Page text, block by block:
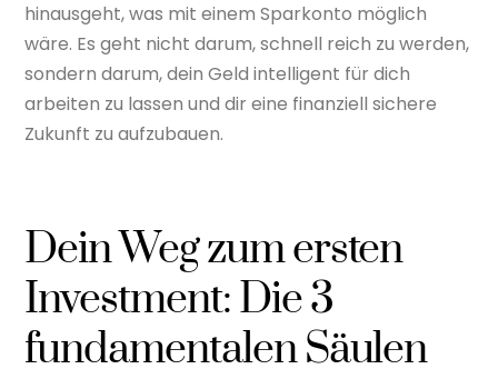
hinausgeht, was mit einem Sparkonto möglich
wäre. Es geht nicht darum, schnell reich zu werden,
sondern darum, dein Geld intelligent für dich
arbeiten zu lassen und dir eine finanziell sichere
Zukunft zu aufzubauen.
Dein Weg zum ersten
Investment: Die 3
fundamentalen Säulen